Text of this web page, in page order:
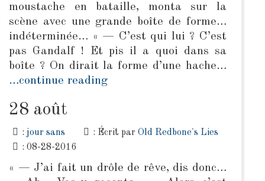
moustache en bataille, monta sur la
scène avec une grande boîte de forme…
indéterminée… « — C’est qui lui ? C’est
pas Gandalf ! Et pis il a quoi dans sa
boîte ? On dirait la forme d’une hache…
…continue reading
28 août
:jour sans : Écrit par Old Redbone's Lies
: 08-28-2016
« — J’ai fait un drôle de rêve, dis donc…